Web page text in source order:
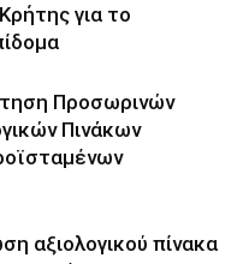
για το
Προσωρινών
Πινάκων
αξιολογικού πίνακα